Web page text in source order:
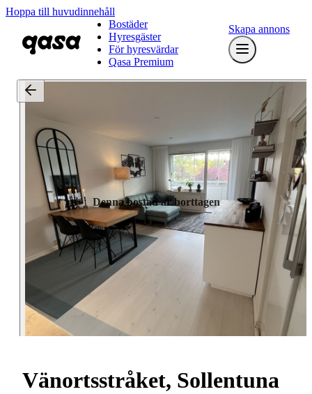
Hoppa till huvudinnehåll
Bostäder
Hyresgäster
För hyresvärdar
Qasa Premium
Skapa annons
Denna bostad är borttagen
Vänortsstråket, Sollentuna